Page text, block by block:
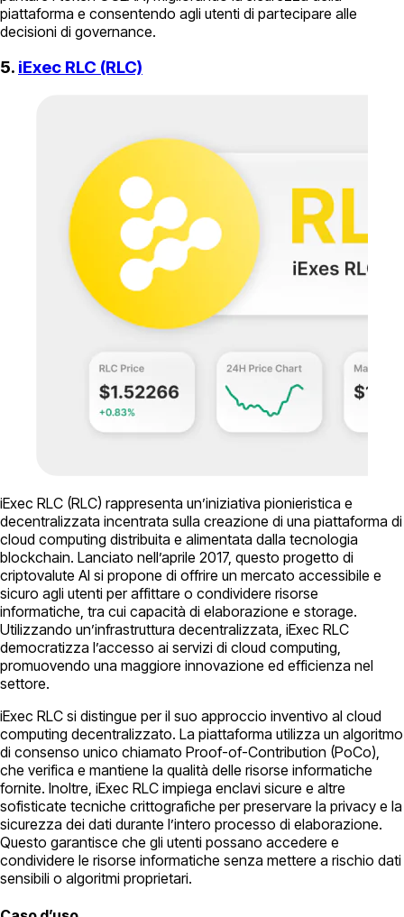
piattaforma e consentendo agli utenti di partecipare alle
decisioni di governance.
5. iExec RLC (RLC)
iExec RLC (RLC) rappresenta un’iniziativa pionieristica e
decentralizzata incentrata sulla creazione di una piattaforma di
cloud computing distribuita e alimentata dalla tecnologia
blockchain. Lanciato nell’aprile 2017, questo progetto di
criptovalute AI si propone di offrire un mercato accessibile e
sicuro agli utenti per affittare o condividere risorse
informatiche, tra cui capacità di elaborazione e storage.
Utilizzando un’infrastruttura decentralizzata, iExec RLC
democratizza l’accesso ai servizi di cloud computing,
promuovendo una maggiore innovazione ed efficienza nel
settore.
iExec RLC si distingue per il suo approccio inventivo al cloud
computing decentralizzato. La piattaforma utilizza un algoritmo
di consenso unico chiamato Proof-of-Contribution (PoCo),
che verifica e mantiene la qualità delle risorse informatiche
fornite. Inoltre, iExec RLC impiega enclavi sicure e altre
sofisticate tecniche crittografiche per preservare la privacy e la
sicurezza dei dati durante l’intero processo di elaborazione.
Questo garantisce che gli utenti possano accedere e
condividere le risorse informatiche senza mettere a rischio dati
sensibili o algoritmi proprietari.